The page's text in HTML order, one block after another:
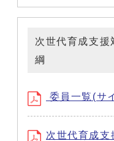
次世代育成支
綱
委員一覧(サ
次世代育成支